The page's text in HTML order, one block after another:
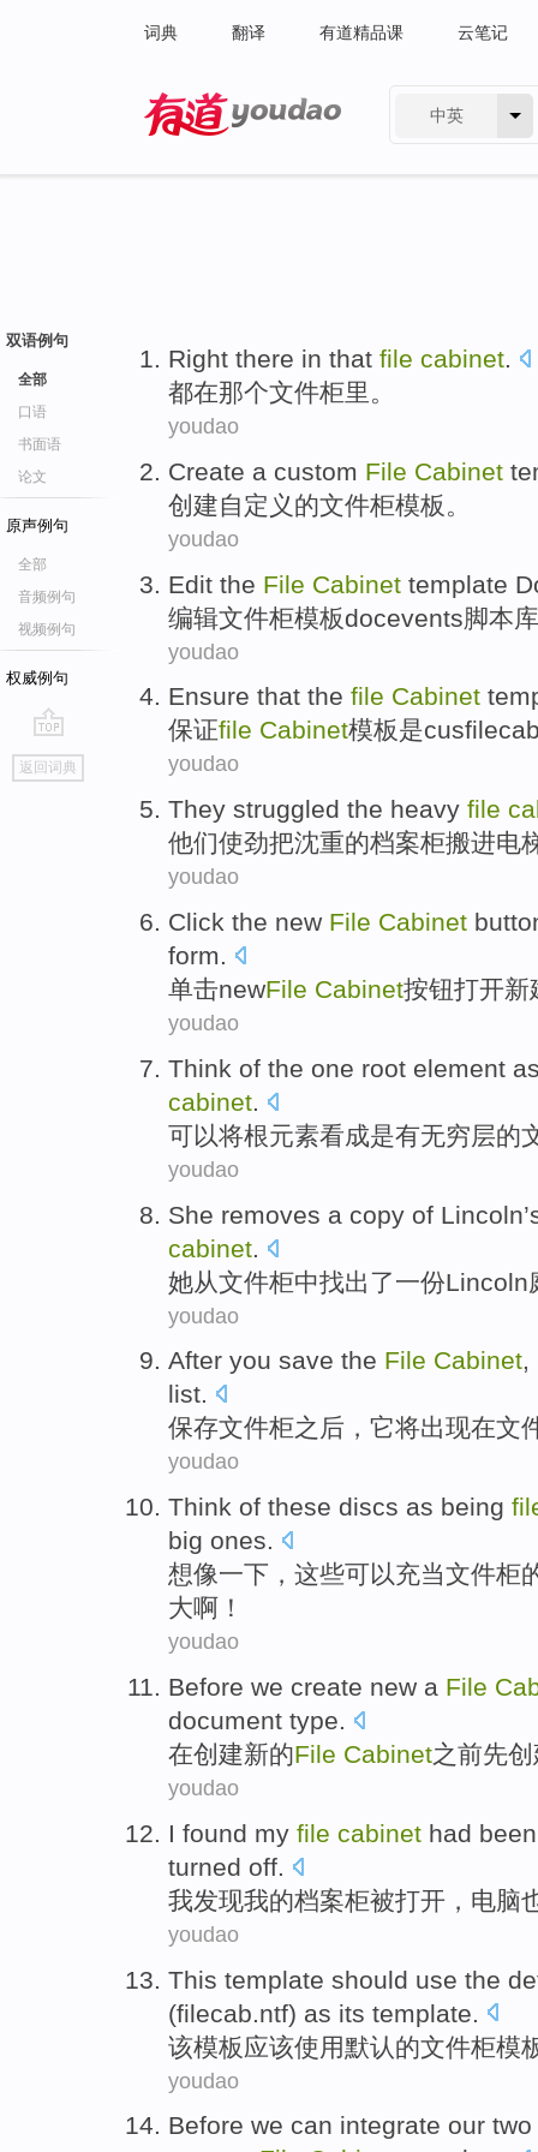
词典 翻译 有道精品课 云笔记
中英
双语例句
全部
口语
书面语
论文
原声例句
全部
音频例句
视频例句
权威例句
go
top
返回词典
Right there in that file cabinet.
都在那个文件柜里。
youdao
Create a custom File Cabinet
创建自定义的文件柜模板。
youdao
Edit the File Cabinet template
编辑文件柜模板docevents脚本库
youdao
Ensure that the file Cabinet
保证file Cabinet模板是
youdao
They struggled the heavy file
他们使劲把沈重的档案柜搬进电
youdao
Click the new File Cabinet
form.
单击newFile Cabinet按钮打开新
youdao
Think of the one root element
cabinet.
可以将根元素看成是有无穷层的
youdao
She removes a copy of
cabinet
她从文件柜中找出了一份Lincoln
youdao
After you save the File Cabinet,
list.
保存文件柜之后 ， 它将出现在文
youdao
Think of these discs as being
big ones.
想像一下 ， 这些可以充当文件柜
大啊 ！
youdao
Before we create new a File
document type.
在创建新的File Cabinet之前先
youdao
I found my file cabinet had been
turned off.
我发现我的档案柜被打开 ， 电脑
youdao
This template should use the
(filecab.ntf) as its template.
该模板应该使用默认 的文件柜模
youdao
Before we can integrate our two